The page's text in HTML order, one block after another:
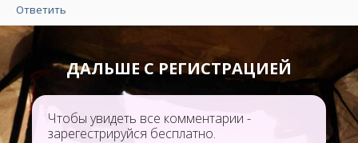
Ответить
ДАЛЬШЕ С РЕГИСТРАЦИЕЙ
Чтобы увидеть все комментарии -
зарегестрируйся бесплатно.